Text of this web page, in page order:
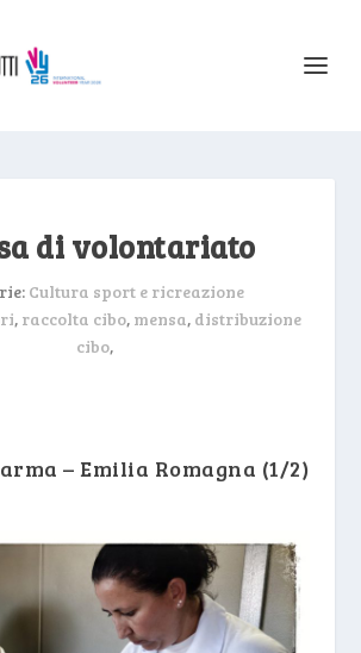
di volontariato
Cultura sport e ricreazione
, raccolta cibo, mensa, distribuzione
cibo,
– Emilia Romagna (1/2)